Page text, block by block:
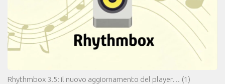
Rhythmbox 3.5: il nuovo aggiornamento del player… (1)